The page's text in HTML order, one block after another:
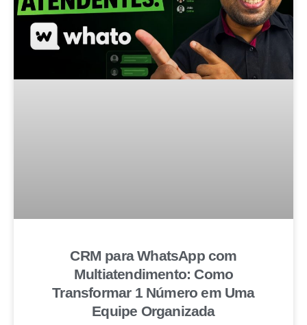
CRM para WhatsApp com
Multiatendimento: Como
Transformar 1 Número em Uma
Equipe Organizada